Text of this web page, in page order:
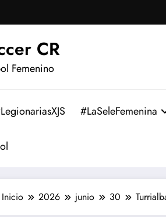
CR
Femenino
#LaSeleFemenina
Inicio 2026 junio 30